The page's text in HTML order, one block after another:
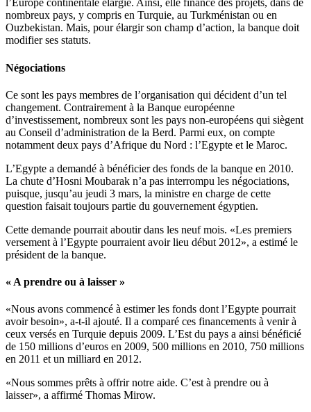
l’Europe continentale élargie. Ainsi, elle finance des projets, dans de
nombreux pays, y compris en Turquie, au Turkménistan ou en
Ouzbekistan. Mais, pour élargir son champ d’action, la banque doit
modifier ses statuts.
Négociations
Ce sont les pays membres de l’organisation qui décident d’un tel
changement. Contrairement à la Banque européenne
d’investissement, nombreux sont les pays non-européens qui siègent
au Conseil d’administration de la Berd. Parmi eux, on compte
notamment deux pays d’Afrique du Nord : l’Egypte et le Maroc.
L’Egypte a demandé à bénéficier des fonds de la banque en 2010.
La chute d’Hosni Moubarak n’a pas interrompu les négociations,
puisque, jusqu’au jeudi 3 mars, la ministre en charge de cette
question faisait toujours partie du gouvernement égyptien.
Cette demande pourrait aboutir dans les neuf mois. «Les premiers
versement à l’Egypte pourraient avoir lieu début 2012», a estimé le
président de la banque.
« A prendre ou à laisser »
«Nous avons commencé à estimer les fonds dont l’Egypte pourrait
avoir besoin», a-t-il ajouté. Il a comparé ces financements à venir à
ceux versés en Turquie depuis 2009. L’Est du pays a ainsi bénéficié
de 150 millions d’euros en 2009, 500 millions en 2010, 750 millions
en 2011 et un milliard en 2012.
«Nous sommes prêts à offrir notre aide. C’est à prendre ou à
laisser», a affirmé Thomas Mirow.